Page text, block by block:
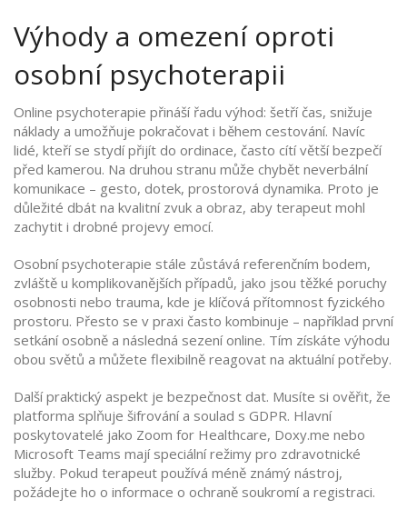
Výhody a omezení oproti
osobní psychoterapii
Online psychoterapie přináší řadu výhod: šetří čas, snižuje
náklady a umožňuje pokračovat i během cestování. Navíc
lidé, kteří se stydí přijít do ordinace, často cítí větší bezpečí
před kamerou. Na druhou stranu může chybět neverbální
komunikace – gesto, dotek, prostorová dynamika. Proto je
důležité dbát na kvalitní zvuk a obraz, aby terapeut mohl
zachytit i drobné projevy emocí.
Osobní psychoterapie stále zůstává referenčním bodem,
zvláště u komplikovanějších případů, jako jsou těžké poruchy
osobnosti nebo trauma, kde je klíčová přítomnost fyzického
prostoru. Přesto se v praxi často kombinuje – například první
setkání osobně a následná sezení online. Tím získáte výhodu
obou světů a můžete flexibilně reagovat na aktuální potřeby.
Další praktický aspekt je bezpečnost dat. Musíte si ověřit, že
platforma splňuje šifrování a soulad s GDPR. Hlavní
poskytovatelé jako Zoom for Healthcare, Doxy.me nebo
Microsoft Teams mají speciální režimy pro zdravotnické
služby. Pokud terapeut používá méně známý nástroj,
požádejte ho o informace o ochraně soukromí a registraci.